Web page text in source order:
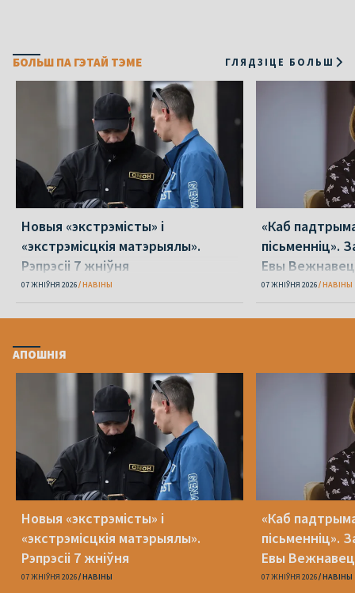
БОЛЬШ ПА ГЭТАЙ ТЭМЕ ГЛЯДЗІЦЕ БОЛЬШ
Новыя «экстрэмісты» і
«экстрэмісцкія матэрыялы».
Рэпрэсіі 7 жніўня
07 ЖНІЎНЯ 2026 НАВІНЫ
«Каб
пісьменніц».
Евы Вежнавец
07 ЖНІЎНЯ 2026 НАВІНЫ
АПОШНІЯ
Новыя «экстрэмісты» і
«экстрэмісцкія матэрыялы».
Рэпрэсіі 7 жніўня
07 ЖНІЎНЯ 2026 НАВІНЫ
«Каб
пісьменніц».
Евы Вежнавец
07 ЖНІЎНЯ 2026 НАВІНЫ